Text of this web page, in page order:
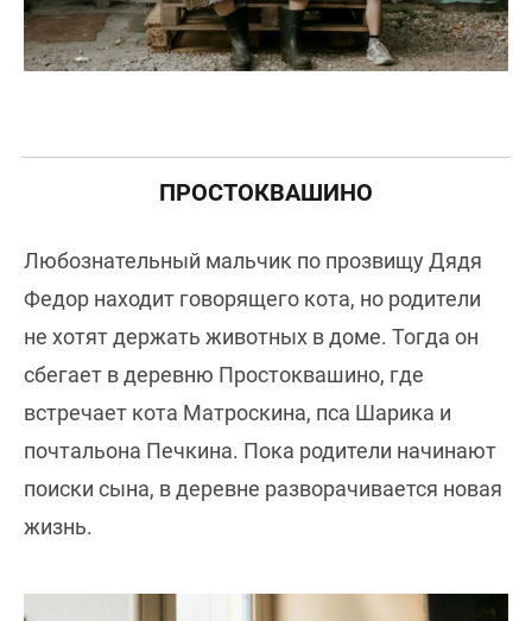
ПРОСТОКВАШИНО
Любознательный мальчик по прозвищу Дядя
Федор находит говорящего кота, но родители
не хотят держать животных в доме. Тогда он
сбегает в деревню Простоквашино, где
встречает кота Матроскина, пса Шарика и
почтальона Печкина. Пока родители начинают
поиски сына, в деревне разворачивается новая
жизнь.